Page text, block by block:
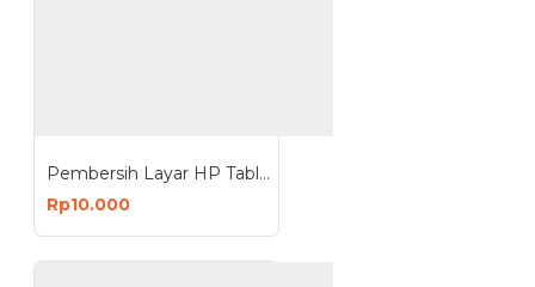
Pembersih Layar HP Tablet Cleaner Spray Portable
Rp10.000